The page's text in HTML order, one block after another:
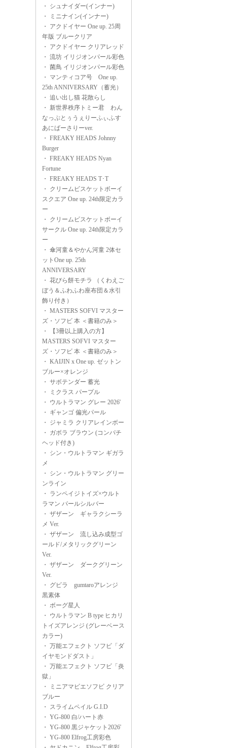
・ シュナイダー(インナー)
・
ミニナイン(インナー)
・ アクドイヤー One up. 25周
年版 ブルークリア
・ アクドイヤー クリアレッド
・ 流坊 イリジオンパール彩色
・ 菌鳥 イリジオンパール彩色
・ マンティコア号 One up.
25th ANNIVERSARY（蓄光）
・ 追い出し猫 花散らし
・ 新世界秩序トミー君 わん
なっぷとぅうぇりーふぃふす
あにばーさりーver.
・ FREAKY HEADS Johnny
Burger
・ FREAKY HEADS Nyan
Fortune
・ FREAKY HEADS T･T
・ クリームビスケットボーイ
スクエア One up. 24th限定カラ
ー
・ クリームビスケットボーイ
サークル One up. 24th限定カラ
ー
・ 傘河童＆やかん河童 2体セ
ットOne up. 25th
ANNIVERSARY
・ 花びら餅モチラ （くわえご
ぼう＆ふわふわ座布団＆水引
飾り付き）
・ MASTERS SOFVI マスター
ズ・ソフビ 本 ＜書籍のみ＞
・
【3冊以上購入の方】
MASTERS SOFVI マスター
ズ・ソフビ 本 ＜書籍のみ＞
・ KAIJIN x One up. ゼットン
ブルー×オレンジ
・ サボテンダー 蓄光
・
ミクラス パープル
・ ウルトラマン グレー 2026'
・ ギャンゴ 偏光パール
・ ジャミラ クリアレインボー
・ ガボラ ブラウン (コンパチ
ヘッド付き)
・ シン・ウルトラマン ギガラ
メ
・ シン・ウルトラマン グリー
ンライン
・ ランペイジトイズ×ウルト
ラマン パールシルバー
・ ザザーン ギャラクシーラ
メ Ver.
・ ザザーン 流し込み成型ゴ
ールド/メタリックグリーン
Ver.
・ ザザーン ダークグリーン
Ver.
・ グビラ gumtaroアレンジ
黒素体
・ ボーグ星人
・ ウルトラマン B type ヒカリ
トイズアレンジ (グレーベース
カラー)
・ 万能エフェクト ソフビ「ダ
イヤモンドダスト」
・ 万能エフェクト ソフビ「炎
獄」
・
ミニアマビエソフビ クリア
ブルー
・ スライムペイル G.I.D
・ YG-800 白/ハート赤
・ YG-800 黒ジャケット2026'
・ YG-800 Elfrog工房彩色